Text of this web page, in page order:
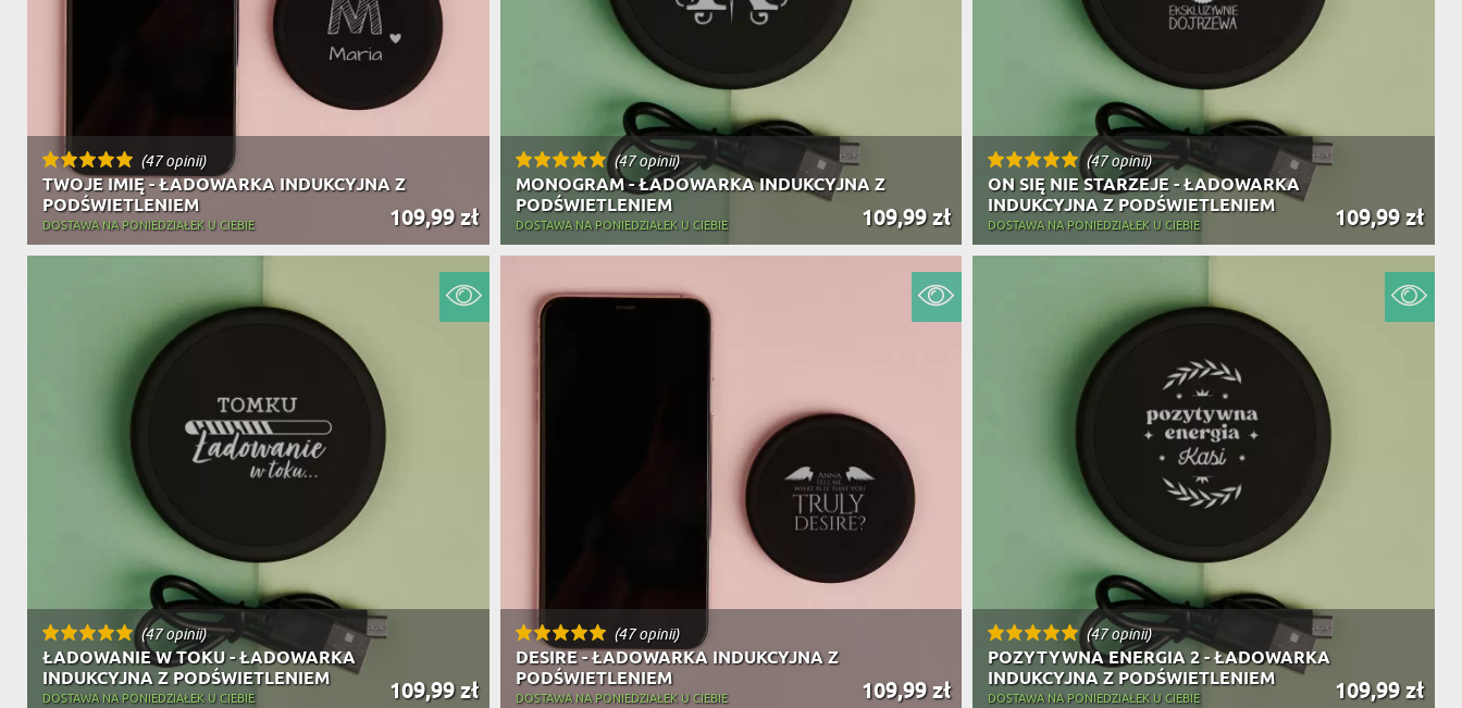
(47 opinii)
TWOJE IMIĘ - ŁADOWARKA INDUKCYJNA Z
PODŚWIETLENIEM
109,99 zł
DOSTAWA NA PONIEDZIAŁEK U CIEBIE
(47 opinii)
MONOGRAM - ŁADOWARKA INDUKCYJNA Z
PODŚWIETLENIEM
109,99 zł
DOSTAWA NA PONIEDZIAŁEK U CIEBIE
(47 opinii)
DESIRE - ŁADOWARKA INDUKCYJNA Z
PODŚWIETLENIEM
109,99 zł
DOSTAWA NA PONIEDZIAŁEK U CIEBIE
(47 opinii)
ON SIĘ NIE STARZEJE - ŁADOWARKA
INDUKCYJNA Z PODŚWIETLENIEM
109,99 zł
DOSTAWA NA PONIEDZIAŁEK U CIEBIE
(47 opinii)
ŁADOWANIE W TOKU - ŁADOWARKA
INDUKCYJNA Z PODŚWIETLENIEM
109,99 zł
DOSTAWA NA PONIEDZIAŁEK U CIEBIE
(47 opinii)
POZYTYWNA ENERGIA 2 - ŁADOWARKA
INDUKCYJNA Z PODŚWIETLENIEM
109,99 zł
DOSTAWA NA PONIEDZIAŁEK U CIEBIE